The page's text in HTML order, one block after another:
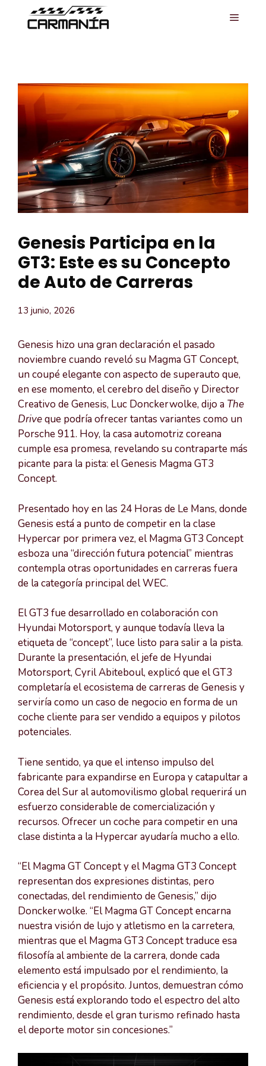
MENÚ
Genesis Participa en la
GT3: Este es su Concepto
de Auto de Carreras
13 junio, 2026
Genesis hizo una gran declaración el pasado
noviembre cuando reveló su Magma GT Concept,
un coupé elegante con aspecto de superauto que,
en ese momento, el cerebro del diseño y Director
Creativo de Genesis, Luc Donckerwolke, dijo a The
Driveque podría ofrecer tantas variantes como un
Porsche 911. Hoy, la casa automotriz coreana
cumple esa promesa, revelando su contraparte más
picante para la pista: el Genesis Magma GT3
Concept.
Presentado hoy en las 24 Horas de Le Mans, donde
Genesis está a punto de competir en la clase
Hypercar por primera vez, el Magma GT3 Concept
esboza una “dirección futura potencial” mientras
contempla otras oportunidades en carreras fuera
de la categoría principal del WEC.
El GT3 fue desarrollado en colaboración con
Hyundai Motorsport, y aunque todavía lleva la
etiqueta de “concept”, luce listo para salir a la pista.
Durante la presentación, el jefe de Hyundai
Motorsport, Cyril Abiteboul, explicó que el GT3
completaría el ecosistema de carreras de Genesis y
serviría como un caso de negocio en forma de un
coche cliente para ser vendido a equipos y pilotos
potenciales.
Tiene sentido, ya que el intenso impulso del
fabricante para expandirse en Europa y catapultar a
Corea del Sur al automovilismo global requerirá un
esfuerzo considerable de comercialización y
recursos. Ofrecer un coche para competir en una
clase distinta a la Hypercar ayudaría mucho a ello.
“El Magma GT Concept y el Magma GT3 Concept
representan dos expresiones distintas, pero
conectadas, del rendimiento de Genesis,” dijo
Donckerwolke. “El Magma GT Concept encarna
nuestra visión de lujo y atletismo en la carretera,
mientras que el Magma GT3 Concept traduce esa
filosofía al ambiente de la carrera, donde cada
elemento está impulsado por el rendimiento, la
eficiencia y el propósito. Juntos, demuestran cómo
Genesis está explorando todo el espectro del alto
rendimiento, desde el gran turismo refinado hasta
el deporte motor sin concesiones.”